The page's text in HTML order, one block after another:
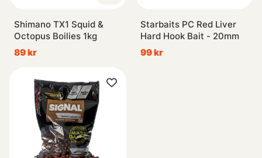
Shimano TX1 Squid &
Octopus Boilies 1kg
89 kr
Starbaits PC Red Liver
Hard Hook Bait - 20mm
99 kr